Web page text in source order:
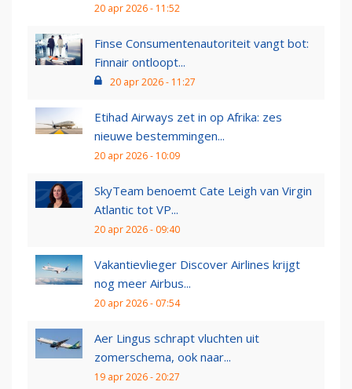
20 apr 2026 - 11:52
Finse Consumentenautoriteit vangt bot:
Finnair ontloopt...
20 apr 2026 - 11:27
Etihad Airways zet in op Afrika: zes
nieuwe bestemmingen...
20 apr 2026 - 10:09
SkyTeam benoemt Cate Leigh van Virgin
Atlantic tot VP...
20 apr 2026 - 09:40
Vakantievlieger Discover Airlines krijgt
nog meer Airbus...
20 apr 2026 - 07:54
Aer Lingus schrapt vluchten uit
zomerschema, ook naar...
19 apr 2026 - 20:27